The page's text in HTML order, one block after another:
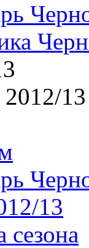
2012/13
13
сезона